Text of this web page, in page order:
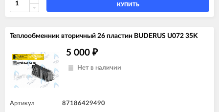
КУПИТЬ
Теплообменник вторичный 26 пластин BUDERUS U072 35K
5 000 ₽
Нет в наличии
Артикул 87186429490